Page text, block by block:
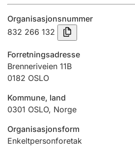
Innsending og forsinkelsesgebyr
Tinglysing
Jeger
Ektepaktveileder
Organisasjonsnummer
832 266 132
Forretningsadresse
Brenneriveien 11B
0182 OSLO
Kommune, land
0301 OSLO, Norge
Organisasjonsform
Enkeltpersonforetak